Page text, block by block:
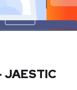
JAESTIC